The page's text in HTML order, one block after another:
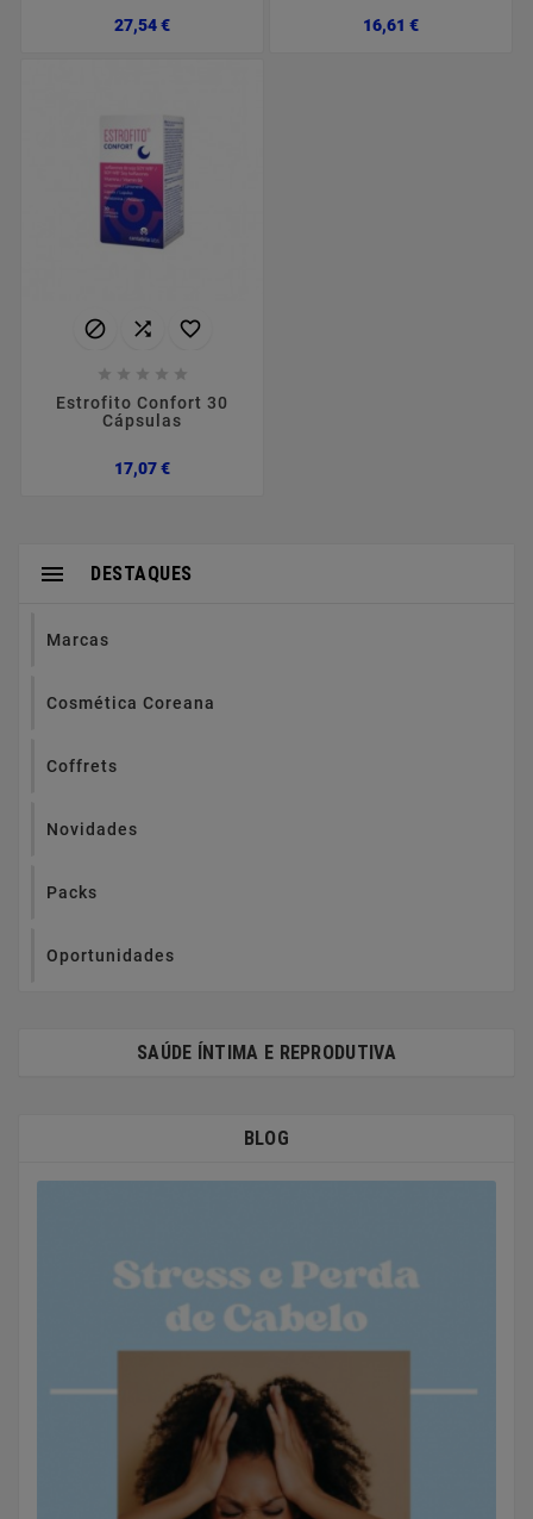
27,54 €Preço 16,61 €Preço
  
    
Estrofito Confort 30
Cápsulas
17,07 €Preço
DESTAQUES

Marcas
Cosmética Coreana
Coffrets
Novidades
Packs
Oportunidades
SAÚDE ÍNTIMA E REPRODUTIVA
BLOG